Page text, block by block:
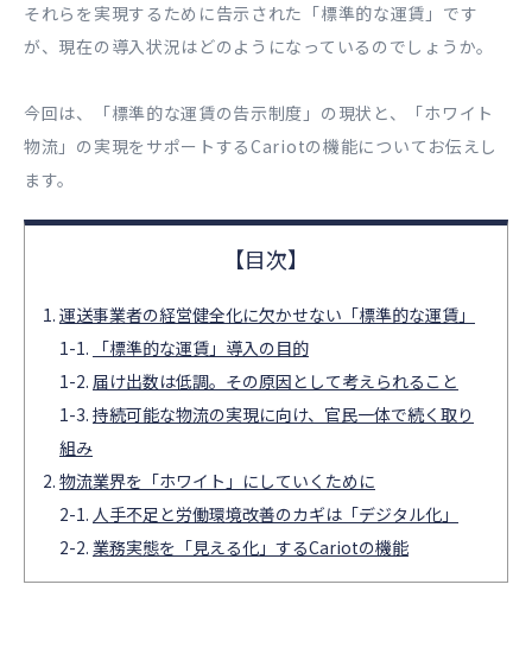
それらを実現するために告示された「標準的な運賃」です
が、現在の導入状況はどのようになっているのでしょうか。
今回は、「標準的な運賃の告示制度」の現状と、「ホワイト
物流」の実現をサポートするCariotの機能についてお伝えし
ます。
運送事業者の経営健全化に欠かせない「標準的な運賃」
「標準的な運賃」導入の目的
届け出数は低調。その原因として考えられること
持続可能な物流の実現に向け、官民一体で続く取り
組み
物流業界を「ホワイト」にしていくために
人手不足と労働環境改善のカギは「デジタル化」
業務実態を「見える化」するCariotの機能